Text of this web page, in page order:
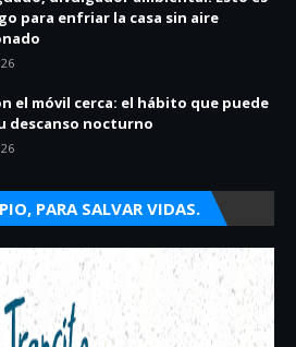
para enfriar la casa sin aire
el móvil cerca: el hábito que puede
descanso nocturno
PARA SALVAR VIDAS.